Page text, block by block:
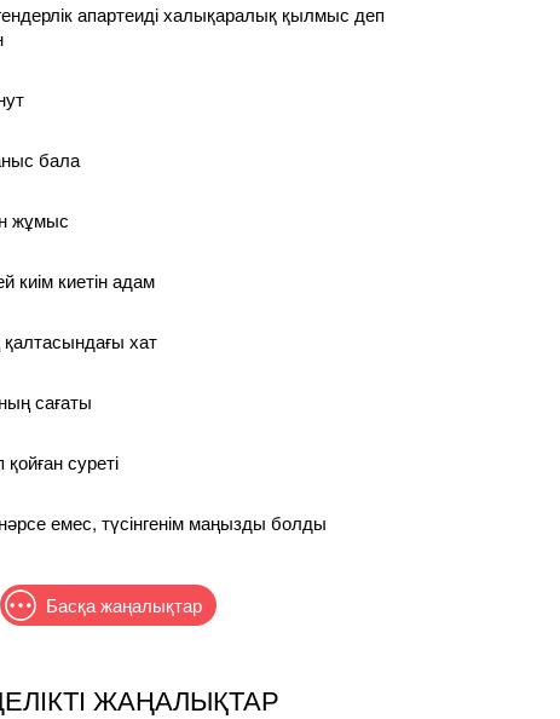
апартеиді халықаралық қылмыс деп
бала
жұмыс
киім киетін адам
қалтасындағы хат
сағаты
суреті
емес, түсінгенім маңызды болды
Басқа жаңалықтар
ЖАҢАЛЫҚТАР